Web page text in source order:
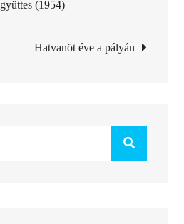
(1954)
Hatvanöt éve a pályán